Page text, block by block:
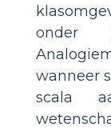
onder
wanneer
scala